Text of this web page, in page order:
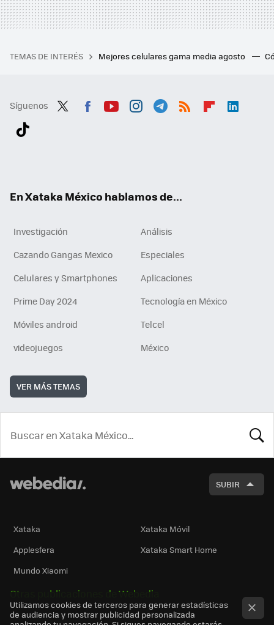
TEMAS DE INTERÉS Mejores celulares gama media agosto
Síguenos
En Xataka México hablamos de...
Investigación
Análisis
Cazando Gangas Mexico
Especiales
Celulares y Smartphones
Aplicaciones
Prime Day 2024
Tecnología en México
Móviles android
Telcel
videojuegos
México
VER MÁS TEMAS
SUBIR
Xataka
Xataka Móvil
Applesfera
Xataka Smart Home
Mundo Xiaomi
Otras publicaciones de Webedia
Utilizamos cookies de terceros para generar estadísticas
de audiencia y mostrar publicidad personalizada